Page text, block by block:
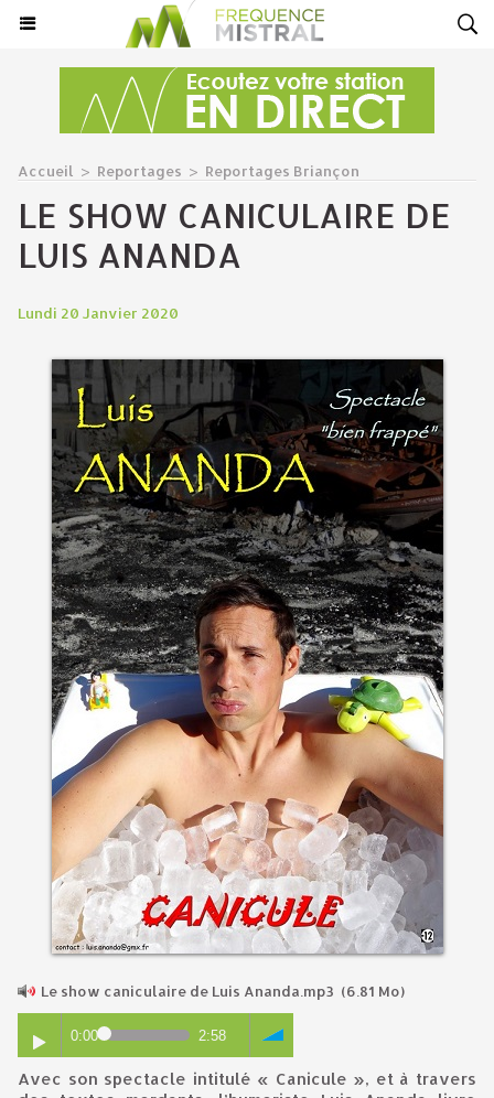
Accueil > Reportages > Reportages Briançon
LE SHOW CANICULAIRE DE
LUIS ANANDA
Lundi 20 Janvier 2020
Le show caniculaire de Luis Ananda.mp3 (6.81 Mo)
0:00 2:58
Avec son spectacle intitulé « Canicule », et à travers